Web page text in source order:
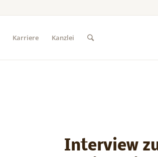
Karriere Kanzlei
Interview